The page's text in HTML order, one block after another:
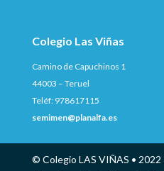
Colegio Las Viñas
Camino de Capuchinos 1
44003 – Teruel
Teléf: 978617115
semimen@planalfa.es
© Colegio LAS VIÑAS • 2022